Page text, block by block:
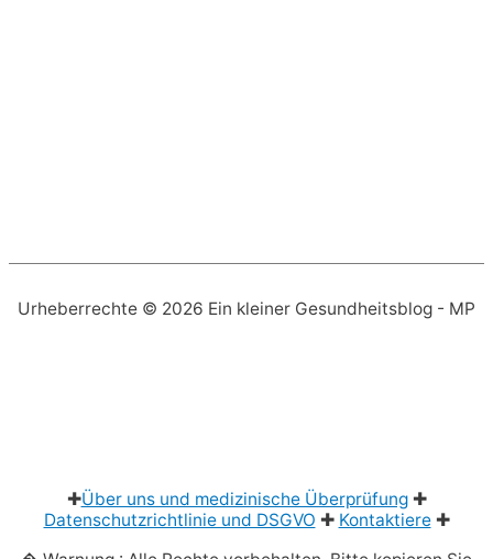
Urheberrechte © 2026 Ein kleiner Gesundheitsblog - MP
✚Über uns und medizinische Überprüfung✚
Datenschutzrichtlinie und DSGVO ✚ Kontaktiere✚